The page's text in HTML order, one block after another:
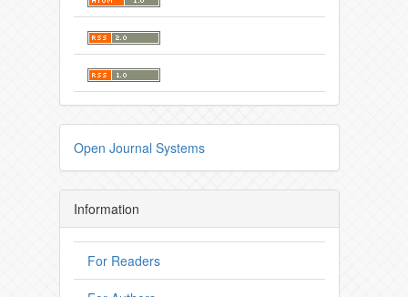
Open Journal Systems
Information
For Readers